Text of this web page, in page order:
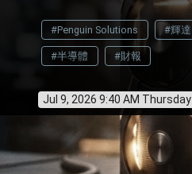
#Penguin Solutions #輝達
#半導體 #財報
Jul 9, 2026 9:40 AM Thursday